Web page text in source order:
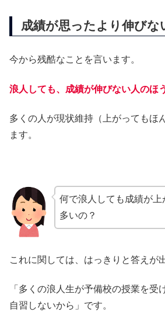
成績が思ったより伸びな
今から残酷なことを言います。
浪人しても、成績が伸びない人のほ
多くの人が現状維持（上がってもほ
ます。
何で浪人しても成績が
多いの？
これに関しては、はっきりと答えが
「多くの浪人生が予備校の授業を受
自習しないから」です。